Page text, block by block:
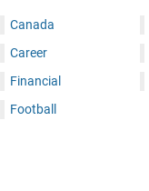
Canada
Career
Financial
Football